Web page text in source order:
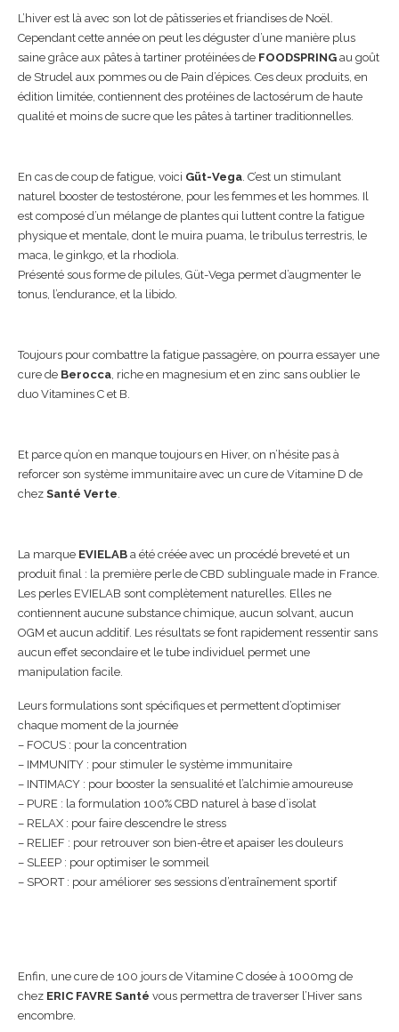
L’hiver est là avec son lot de pâtisseries et friandises de Noël.
Cependant cette année on peut les déguster d’une manière plus
saine grâce aux pâtes à tartiner protéinées de FOODSPRING au goût
de Strudel aux pommes ou de Pain d’épices. Ces deux produits, en
édition limitée, contiennent des protéines de lactosérum de haute
qualité et moins de sucre que les pâtes à tartiner traditionnelles.
En cas de coup de fatigue, voici Güt-Vega . C’est un stimulant
naturel booster de testostérone, pour les femmes et les hommes. Il
est composé d’un mélange de plantes qui luttent contre la fatigue
physique et mentale, dont le muira puama, le tribulus terrestris, le
maca, le ginkgo, et la rhodiola.
Présenté sous forme de pilules, Güt-Vega permet d’augmenter le
tonus, l’endurance, et la libido.
Toujours pour combattre la fatigue passagère, on pourra essayer une
cure de Berocca , riche en magnesium et en zinc sans oublier le
duo Vitamines C et B.
Et parce qu’on en manque toujours en Hiver, on n’hésite pas à
reforcer son système immunitaire avec un cure de Vitamine D de
chez Santé Verte
La marque EVIELAB a été créée avec un procédé breveté et un
produit final : la première perle de CBD sublinguale made in France.
Les perles EVIELAB sont complètement naturelles. Elles ne
contiennent aucune substance chimique, aucun solvant, aucun
OGM et aucun additif. Les résultats se font rapidement ressentir sans
aucun effet secondaire et le tube individuel permet une
manipulation facile.
Leurs formulations sont spécifiques et permettent d’optimiser
chaque moment de la journée
– FOCUS : pour la concentration
– IMMUNITY : pour stimuler le système immunitaire
– INTIMACY : pour booster la sensualité et l’alchimie amoureuse
– PURE : la formulation 100% CBD naturel à base d’isolat
– RELAX : pour faire descendre le stress
– RELIEF : pour retrouver son bien-être et apaiser les douleurs
– SLEEP : pour optimiser le sommeil
– SPORT : pour améliorer ses sessions d’entraînement sportif
Enfin, une cure de 100 jours de Vitamine C dosée à 1000mg de
chez ERIC FAVRE Santé vous permettra de traverser l’Hiver sans
encombre.